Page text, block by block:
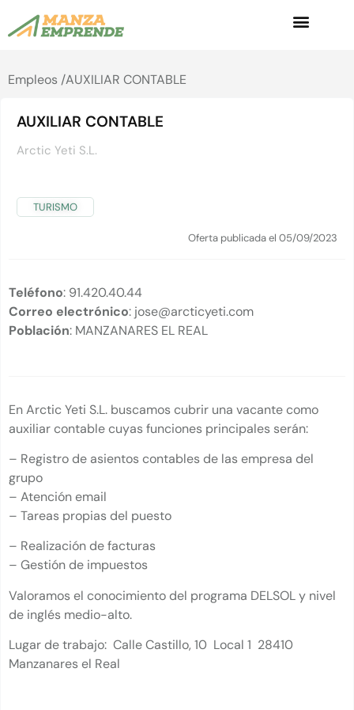
Empleos /AUXILIAR CONTABLE
AUXILIAR CONTABLE
Arctic Yeti S.L.
TURISMO
Oferta publicada el 05/09/2023
Teléfono: 91.420.40.44
Correo electrónico: jose@arcticyeti.com
Población: MANZANARES EL REAL
En Arctic Yeti S.L. buscamos cubrir una vacante como
auxiliar contable cuyas funciones principales serán:
– Registro de asientos contables de las empresa del
grupo
– Atención email
– Tareas propias del puesto
– Realización de facturas
– Gestión de impuestos
Valoramos el conocimiento del programa DELSOL y nivel
de inglés medio-alto.
Lugar de trabajo: Calle Castillo, 10 Local 1 28410
Manzanares el Real